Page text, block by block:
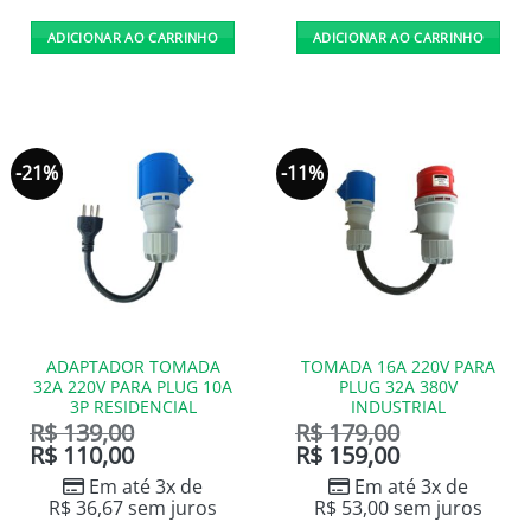
ADICIONAR AO CARRINHO ADICIONAR AO CARRINHO
-21%
ADAPTADOR TOMADA
32A 220V PARA PLUG 10A
3P RESIDENCIAL
R$139,00
R$ 110,00
Em até 3x de
R$36,67sem juros
-11%
TOMADA 16A 220V PARA
PLUG 32A 380V
INDUSTRIAL
R$179,00
R$ 159,00
Em até 3x de
R$ 53,00sem juros